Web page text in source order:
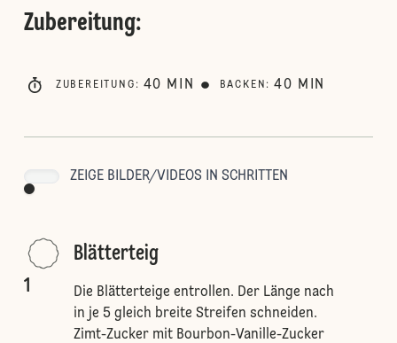
Zubereitung:
ZUBEREITUNG : 40 MIN BACKEN : 40 MIN
ZEIGE BILDER/VIDEOS IN SCHRITTEN
1
Blätterteig
Die Blätterteige entrollen. Der Länge nach
in je 5 gleich breite Streifen schneiden.
Zimt-Zucker mit Bourbon-Vanille-Zucker